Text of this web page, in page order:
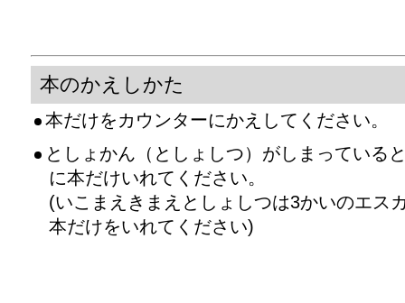
本のかえしかた
本だけをカウンターにかえしてください。
としょかん（としょしつ）がしまっている
に本だけいれてください。
(いこまえきまえとしょしつは3かいのエス
本だけをいれてください)